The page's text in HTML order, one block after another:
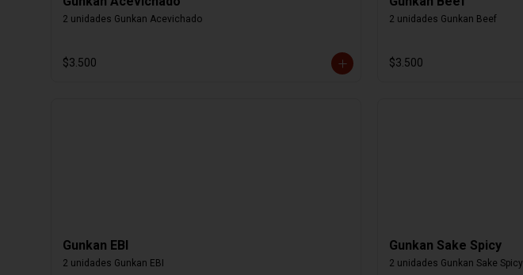
2 unidades Gunkan Acevichado
$3.500
2 unidades Gunkan Beef
$3.500
Gunkan EBI
2 unidades Gunkan EBI
Gunkan Sake Spicy
2 unidades Gunkan Sake Spicy